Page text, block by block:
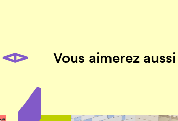
Vous aimerez aussi